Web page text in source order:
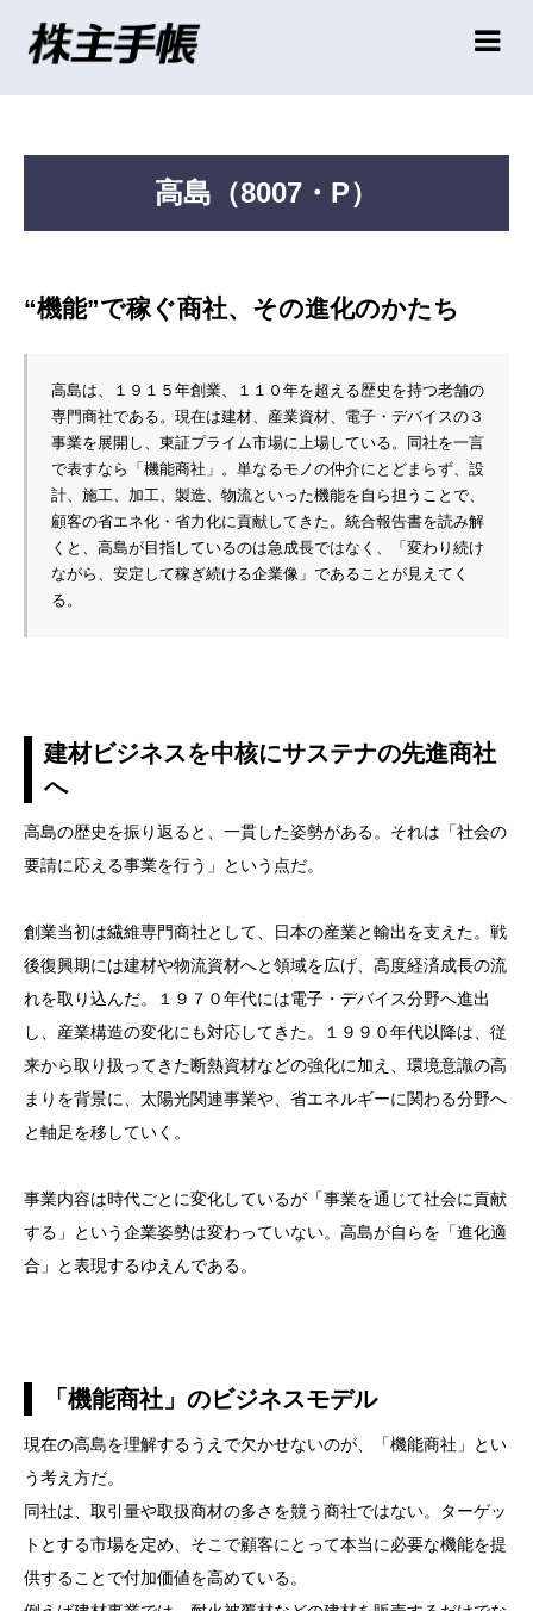
高島（8007・P）
“機能”で稼ぐ商社、その進化のかたち
高島は、１９１５年創業、１１０年を超える歴史を持つ老舗の
専門商社である。現在は建材、産業資材、電子・デバイスの３
事業を展開し、東証プライム市場に上場している。同社を一言
で表すなら「機能商社」。単なるモノの仲介にとどまらず、設
計、施工、加工、製造、物流といった機能を自ら担うことで、
顧客の省エネ化・省力化に貢献してきた。統合報告書を読み解
くと、高島が目指しているのは急成長ではなく、「変わり続け
ながら、安定して稼ぎ続ける企業像」であることが見えてく
る。
建材ビジネスを中核にサステナの先進商社
へ
高島の歴史を振り返ると、一貫した姿勢がある。それは「社会の
要請に応える事業を行う」という点だ。
創業当初は繊維専門商社として、日本の産業と輸出を支えた。戦
後復興期には建材や物流資材へと領域を広げ、高度経済成長の流
れを取り込んだ。１９７０年代には電子・デバイス分野へ進出
し、産業構造の変化にも対応してきた。１９９０年代以降は、従
来から取り扱ってきた断熱資材などの強化に加え、環境意識の高
まりを背景に、太陽光関連事業や、省エネルギーに関わる分野へ
と軸足を移していく。
事業内容は時代ごとに変化しているが「事業を通じて社会に貢献
する」という企業姿勢は変わっていない。高島が自らを「進化適
合」と表現するゆえんである。
「機能商社」のビジネスモデル
現在の高島を理解するうえで欠かせないのが、「機能商社」とい
う考え方だ。
同社は、取引量や取扱商材の多さを競う商社ではない。ターゲッ
トとする市場を定め、そこで顧客にとって本当に必要な機能を提
供することで付加価値を高めている。